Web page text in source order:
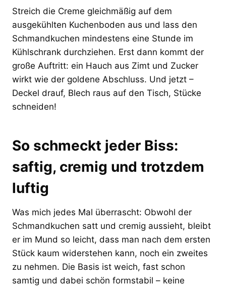
Streich die Creme gleichmäßig auf dem
ausgekühlten Kuchenboden aus und lass den
Schmandkuchen mindestens eine Stunde im
Kühlschrank durchziehen. Erst dann kommt der
große Auftritt: ein Hauch aus Zimt und Zucker
wirkt wie der goldene Abschluss. Und jetzt –
Deckel drauf, Blech raus auf den Tisch, Stücke
schneiden!
So schmeckt jeder Biss:
saftig, cremig und trotzdem
luftig
Was mich jedes Mal überrascht: Obwohl der
Schmandkuchen satt und cremig aussieht, bleibt
er im Mund so leicht, dass man nach dem ersten
Stück kaum widerstehen kann, noch ein zweites
zu nehmen. Die Basis ist weich, fast schon
samtig und dabei schön formstabil – keine